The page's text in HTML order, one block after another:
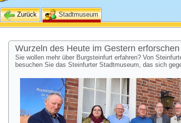
Zurück Stadtmuseum
Wurzeln des Heute im Gestern erforschen
Sie wollen mehr über Burgsteinfurt erfahren? Von
besuchen Sie das Steinfurter Stadtmuseum, das sich